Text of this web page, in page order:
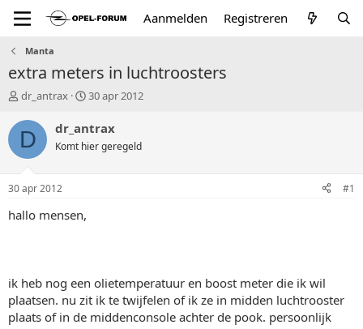
Aanmelden Registreren
Manta
extra meters in luchtroosters
T
p
a
r
dr_antrax
S
a
r
t
30 apr 2012
D dr_antrax
Komt hier geregeld
30 apr 2012 #1
hallo mensen,
ik heb nog een olietemperatuur en boost meter die ik wil
plaatsen. nu zit ik te twijfelen of ik ze in midden luchtrooster
plaats of in de middenconsole achter de pook. persoonlijk